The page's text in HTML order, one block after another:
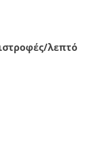
λεπτό